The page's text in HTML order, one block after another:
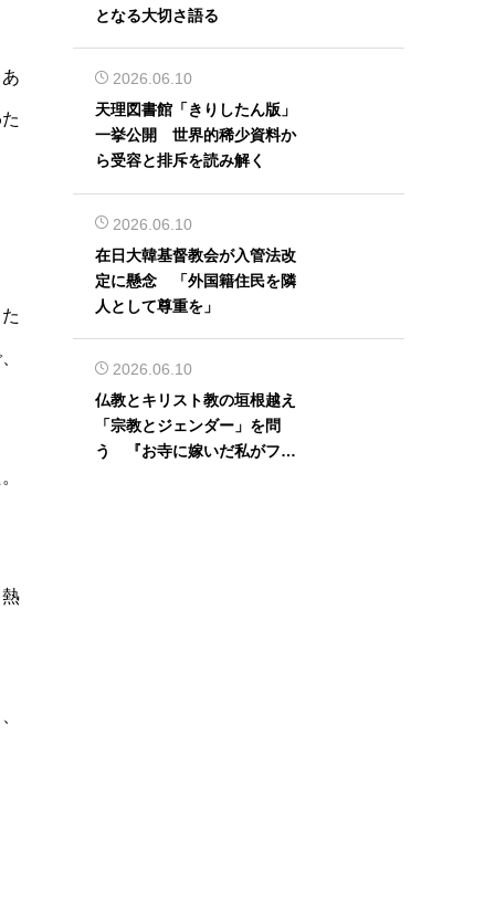
となる大切さ語る
2026.06.10
天理図書館「きりしたん版」
一挙公開 世界的稀少資料か
ら受容と排斥を読み解く
2026.06.10
在日大韓基督教会が入管法改
定に懸念 「外国籍住民を隣
人として尊重を」
2026.06.10
仏教とキリスト教の垣根越え
「宗教とジェンダー」を問
う 『お寺に嫁いだ私がフェ